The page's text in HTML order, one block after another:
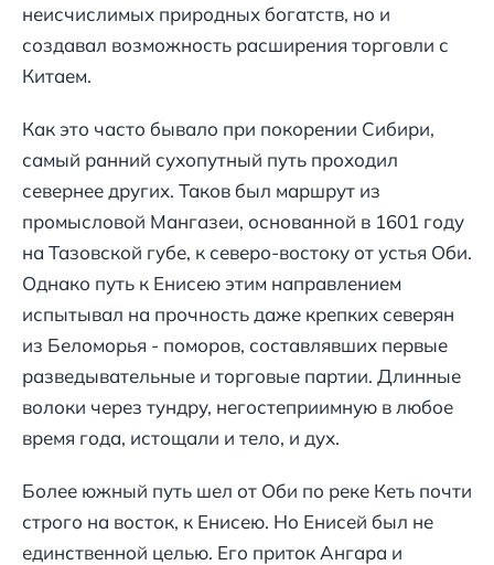
неисчислимых природных богатств, но и
создавал возможность расширения торговли с
Китаем.
Как это часто бывало при покорении Сибири,
самый ранний сухопутный путь проходил
севернее других. Таков был маршрут из
промысловой Мангазеи, основанной в 1601 году
на Тазовской губе, к северо-востоку от устья Оби.
Однако путь к Енисею этим направлением
испытывал на прочность даже крепких северян
из Беломорья - поморов, составлявших первые
разведывательные и торговые партии. Длинные
волоки через тундру, негостеприимную в любое
время года, истощали и тело, и дух.
Более южный путь шел от Оби по реке Кеть почти
строго на восток, к Енисею. Но Енисей был не
единственной целью. Его приток Ангара и